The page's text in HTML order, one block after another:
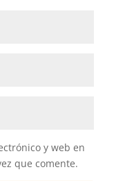
y web en
que comente.